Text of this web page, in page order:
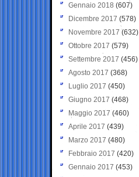
Gennaio 2018 (607)
Dicembre 2017 (578)
Novembre 2017 (632)
Ottobre 2017 (579)
Settembre 2017 (456)
Agosto 2017 (368)
Luglio 2017 (450)
Giugno 2017 (468)
Maggio 2017 (460)
Aprile 2017 (439)
Marzo 2017 (480)
Febbraio 2017 (420)
Gennaio 2017 (453)